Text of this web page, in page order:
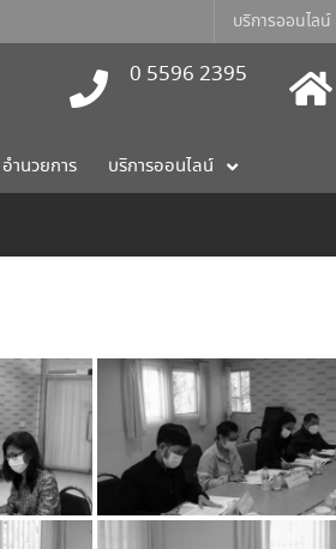
บริการออนไลน์
0 5596 2395
อำนวยการ บริการออนไลน์